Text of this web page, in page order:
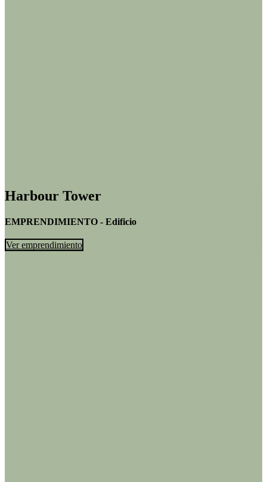
Harbour Tower
EMPRENDIMIENTO - Edificio
Ver emprendimiento